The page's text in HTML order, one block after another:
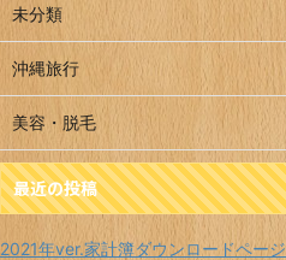
未分類
沖縄旅行
美容・脱毛
最近の投稿
2021年ver.家計簿ダウンロードページ